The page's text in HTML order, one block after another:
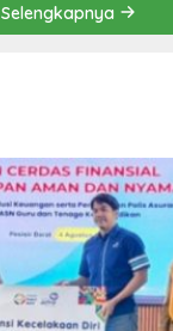
Selengkapnya